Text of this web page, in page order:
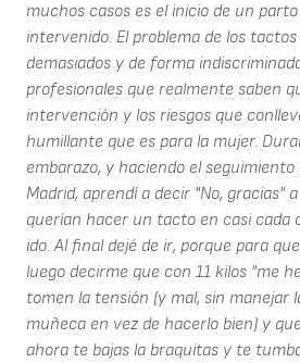
muchos casos es el inicio de un
intervenido. El problema de los
demasiados y de forma
profesionales que realmente saben
intervención y los riesgos que
humillante que es para la mujer.
embarazo, y haciendo el seguimiento
Madrid, aprendí a decir "No, gracias"
querían hacer un tacto en casi cada
ido. Al final dejé de ir, porque para
luego decirme que con 11 kilos "me
tomen la tensión (y mal, sin manejar
muñeca en vez de hacerlo bien) y
ahora te bajas la braquitas y te